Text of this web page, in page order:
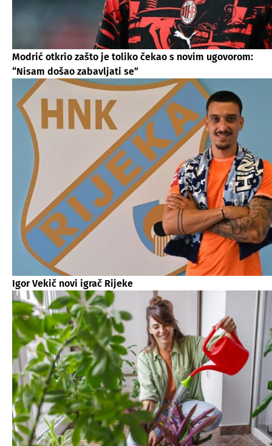
Modrić otkrio zašto je toliko čekao s novim ugovorom:
“Nisam došao zabavljati se”
Igor Vekič novi igrač Rijeke